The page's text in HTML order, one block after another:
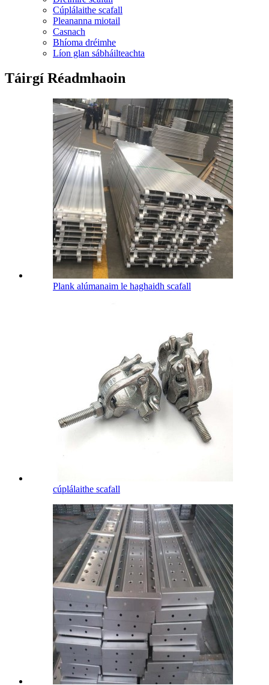
Cúplálaithe scafall
Pleananna miotail
Casnach
Bhíoma dréimhe
Líon glan sábháilteachta
Táirgí Réadmhaoin
Plank alúmanaim le haghaidh scafall
cúplálaithe scafall